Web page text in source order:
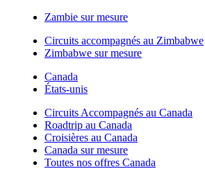
Zambie sur mesure
Circuits accompagnés au Zimbabwe
Zimbabwe sur mesure
Canada
États-unis
Circuits Accompagnés au Canada
Roadtrip au Canada
Croisières au Canada
Canada sur mesure
Toutes nos offres Canada